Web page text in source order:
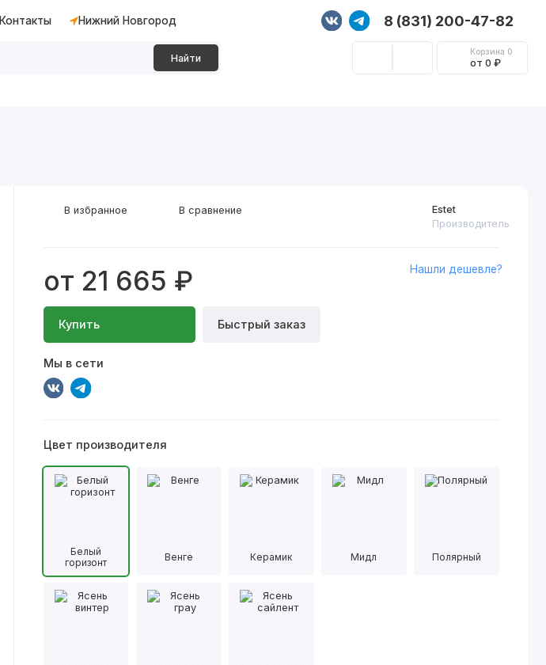
Контакты Нижний Новгород 8 (831) 200-47-82
Найти
Корзина 0
от 0 ₽
Estet
Производитель
от 21 665 ₽
Купить Быстрый заказ
Нашли дешевле?
Мы в сети
В избранное В сравнение
Цвет производителя
Белый
горизонт
Венге Керамик Мидл Полярный